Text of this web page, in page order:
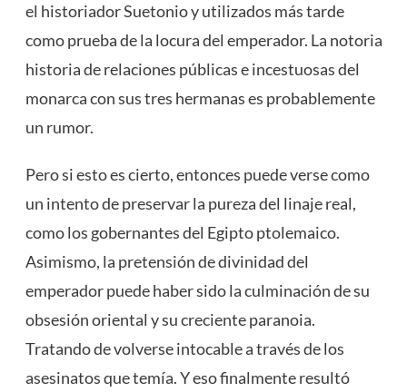
el historiador Suetonio y utilizados más tarde
como prueba de la locura del emperador. La notoria
historia de relaciones públicas e incestuosas del
monarca con sus tres hermanas es probablemente
un rumor.
Pero si esto es cierto, entonces puede verse como
un intento de preservar la pureza del linaje real,
como los gobernantes del Egipto ptolemaico.
Asimismo, la pretensión de divinidad del
emperador puede haber sido la culminación de su
obsesión oriental y su creciente paranoia.
Tratando de volverse intocable a través de los
asesinatos que temía. Y eso finalmente resultó